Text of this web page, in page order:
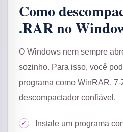
Como
.RAR no
O Windows nem sempre
sozinho. Para isso, você
programa como WinRAR,
descompactador confiável.
Instale um programa